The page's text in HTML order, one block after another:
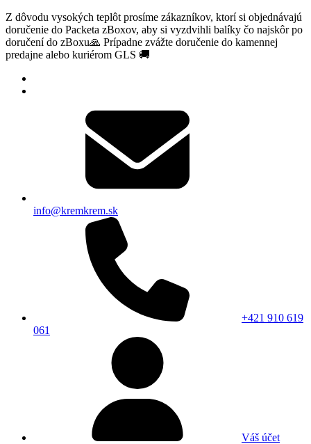
Z dôvodu vysokých teplôt prosíme zákazníkov, ktorí si objednávajú
doručenie do Packeta zBoxov, aby si vyzdvihli balíky čo najskôr po
doručení do zBoxu🙏 Prípadne zvážte doručenie do kamennej
predajne alebo kuriérom GLS 🚚
info@kremkrem.sk
+421 910 619
061
Váš účet